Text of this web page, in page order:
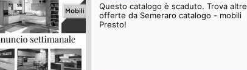
Questo catalogo è scaduto. Trova altre
offerte da Semeraro catalogo - mobili
Presto!